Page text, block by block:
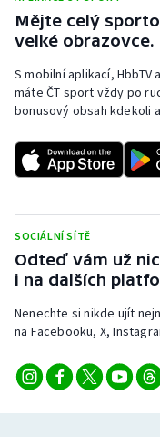
Rychlobruslení
Rychlostní
Sportovní střelba
Stolní tenis
Triatlon
Veslování
Volejbal
Mějte celý
velké obrazovce.
S mobilní aplikací,
máte ČT sport vždy po
bonusový obsah kdekoli
SOCIÁLNÍ SÍTĚ
Odteď vám už
i na dalších
Nenechte si nikde ujít
na Facebooku, X,